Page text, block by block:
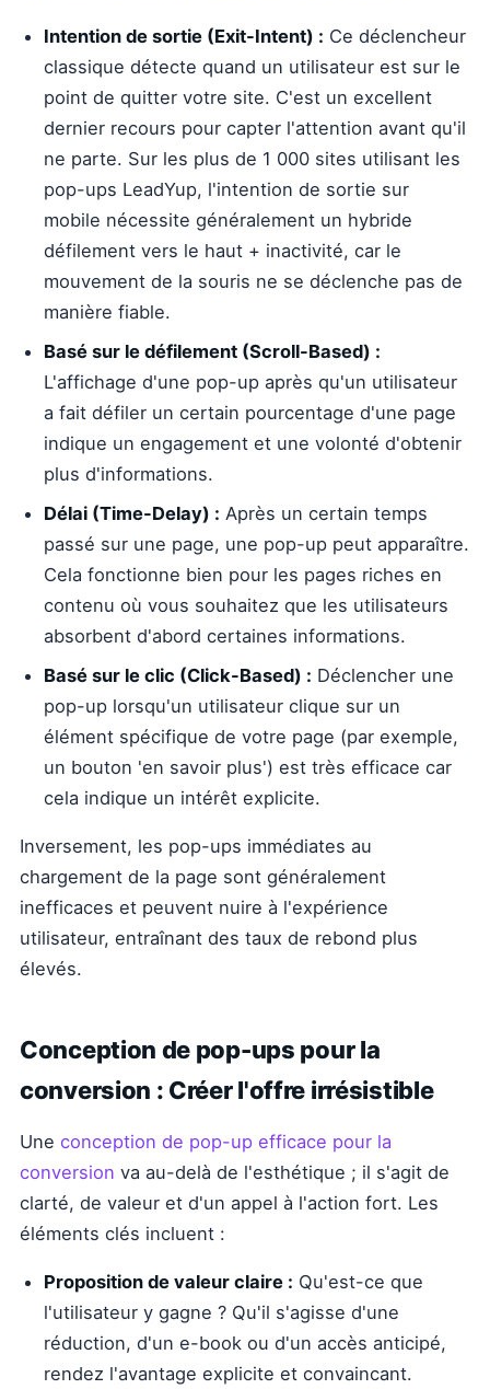
Intention de sortie (Exit-Intent) : Ce déclencheur
classique détecte quand un utilisateur est sur le
point de quitter votre site. C'est un excellent
dernier recours pour capter l'attention avant qu'il
ne parte. Sur les plus de 1 000 sites utilisant les
pop-ups LeadYup, l'intention de sortie sur
mobile nécessite généralement un hybride
défilement vers le haut + inactivité, car le
mouvement de la souris ne se déclenche pas de
manière fiable.
Basé sur le défilement (Scroll-Based) :
L'affichage d'une pop-up après qu'un utilisateur
a fait défiler un certain pourcentage d'une page
indique un engagement et une volonté d'obtenir
plus d'informations.
Délai (Time-Delay) : Après un certain temps
passé sur une page, une pop-up peut apparaître.
Cela fonctionne bien pour les pages riches en
contenu où vous souhaitez que les utilisateurs
absorbent d'abord certaines informations.
Basé sur le clic (Click-Based) : Déclencher une
pop-up lorsqu'un utilisateur clique sur un
élément spécifique de votre page (par exemple,
un bouton 'en savoir plus') est très efficace car
cela indique un intérêt explicite.
Inversement, les pop-ups immédiates au
chargement de la page sont généralement
inefficaces et peuvent nuire à l'expérience
utilisateur, entraînant des taux de rebond plus
élevés.
Conception de pop-ups pour la
conversion : Créer l'offre irrésistible
Une conception de pop-up efficace pour la
conversion va au-delà de l'esthétique ; il s'agit de
clarté, de valeur et d'un appel à l'action fort. Les
éléments clés incluent :
Proposition de valeur claire : Qu'est-ce que
l'utilisateur y gagne ? Qu'il s'agisse d'une
réduction, d'un e-book ou d'un accès anticipé,
rendez l'avantage explicite et convaincant.